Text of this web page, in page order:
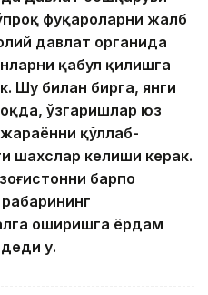
фуқароларни жалб
давлат органида
қабул қилишга
Шу билан бирга, янги
ўзгаришлар юз
қўллаб-
шахслар келиши керак.
барпо
оширишга ёрдам
у.